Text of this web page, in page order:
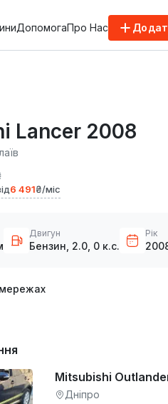
ДопомогаПро Нас
Lancer 2008
6 491₴/міс
Двигун
Бензин, 2.0, 0 к.с.
Рік
Mitsubishi
Дніпро